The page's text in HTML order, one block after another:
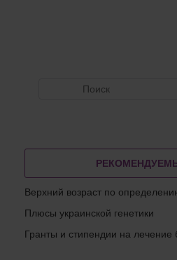
Верхний возраст по
Плюсы украинской генетики
Гранты и стипендии на лечение